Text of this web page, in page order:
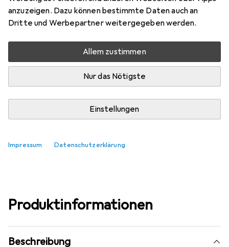
anzuzeigen. Dazu können bestimmte Daten auch an
Dritte und Werbepartner weitergegeben werden.
Allem zustimmen
Nur das Nötigste
Einstellungen
Impressum Datenschutzerklärung
Bewertungen
Zwischen Do, 13.8. und Mo, 17.8. geliefert
Mehr als 10 Stück an Lager beim Lieferanten
Vergleichen Merken
kostenloser Versand
Produktinformationen
Beschreibung